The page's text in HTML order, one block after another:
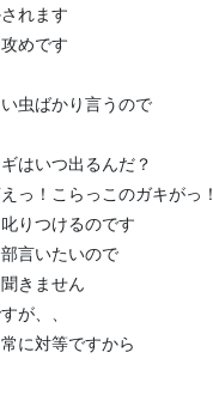
れます
めです
虫ばかり言うので
はいつ出るんだ？
っ！こらっこのガキがっ！
りつけるのです
言いたいので
きません
が、、
に対等ですから